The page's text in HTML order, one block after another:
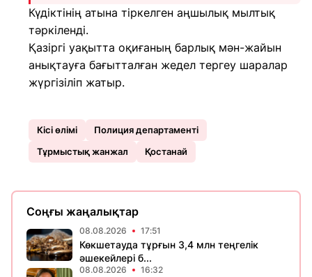
Күдіктінің атына тіркелген аңшылық мылтық
тәркіленді.
Қазіргі уақытта оқиғаның барлық мән-жайын
анықтауға бағытталған жедел тергеу шаралар
жүргізіліп жатыр.
Кісі өлімі
Полиция департаменті
Тұрмыстық жанжал
Қостанай
Соңғы жаңалықтар
08.08.2026 17:51
Көкшетауда тұрғын 3,4 млн теңгелік
әшекейлері б...
08.08.2026 16:32